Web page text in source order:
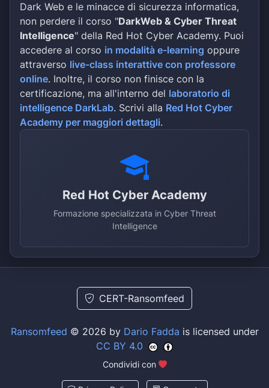
Dark Web e le minacce di sicurezza informatica,
non perdere il corso "DarkWeb & Cyber Threat
Intelligence" della Red Hot Cyber Academy. Puoi
accedere al corso in modalità e-learning oppure
attraverso live-class interattive con professore
online. Inoltre, il corso non finisce con la
certificazione, ma all'interno del laboratorio di
intelligence DarkLab. Scrivi alla Red Hot Cyber
Academy per maggiori dettagli.
Red Hot Cyber Academy
Formazione specializzata in Cyber Threat
Intelligence
CERT-Ransomfeed
Ransomfeed © 2026 by Dario Fadda is licensed under
CC BY 4.0
Condividi con